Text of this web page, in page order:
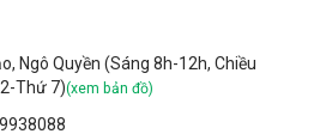
Ngô Quyền (Sáng 8h-12h, Chiều
Thứ 7)(xem bản đồ)